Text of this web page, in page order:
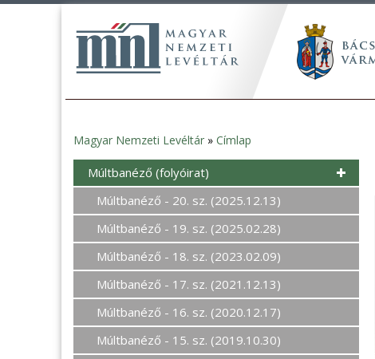
Jelenlegi
hely
Magyar Nemzeti Levéltár » Címlap
Múltbanéző (folyóirat)
Múltbanéző - 20. sz. (2025.12.13)
Múltbanéző - 19. sz. (2025.02.28)
Múltbanéző - 18. sz. (2023.02.09)
Múltbanéző - 17. sz. (2021.12.13)
Múltbanéző - 16. sz. (2020.12.17)
Múltbanéző - 15. sz. (2019.10.30)